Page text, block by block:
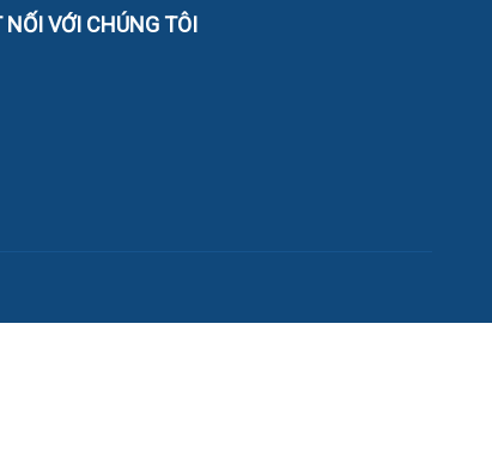
NỐI VỚI CHÚNG TÔI